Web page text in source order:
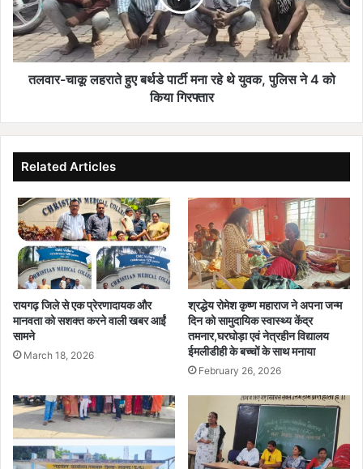
बचाओ
का
संदेश
पार्टी
मना
रहे
थे
युवक,
किया
गिरफ्तार
तलवार-चाकू लहराते हुए बर्थडे पार्टी मना रहे थे युवक, पुलिस ने 4 को
किया गिरफ्तार
Related Articles
रायगढ़ जिले से एक प्रेरणादायक और
मानवता को सशक्त करने वाली खबर आईं
सामने
March 18, 2026
श्रद्धेय रोमेश कृष्ण महाराज ने अपना जन्म
दिन को सामुदायिक स्वास्थ्य केंद्र
तमनार,घरघोड़ा एवं नेत्रहीन विद्यालय
ईमलीडीही के बच्चों के साथ मनाया
February 26, 2026